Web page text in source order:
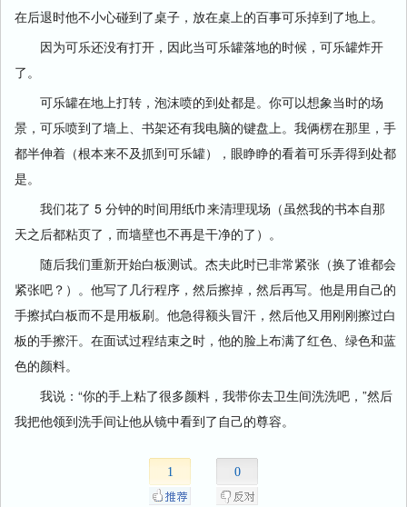
在后退时他不小心碰到了桌子，放在桌上的百事可乐掉到了地上。
因为可乐还没有打开，因此当可乐罐落地的时候，可乐罐炸开
了。
可乐罐在地上打转，泡沫喷的到处都是。你可以想象当时的场
景，可乐喷到了墙上、书架还有我电脑的键盘上。我俩楞在那里，手
都半伸着（根本来不及抓到可乐罐），眼睁睁的看着可乐弄得到处都
是。
我们花了 5 分钟的时间用纸巾来清理现场（虽然我的书本自那
天之后都粘页了，而墙壁也不再是干净的了）。
随后我们重新开始白板测试。杰夫此时已非常紧张（换了谁都会
紧张吧？）。他写了几行程序，然后擦掉，然后再写。他是用自己的
手擦拭白板而不是用板刷。他急得额头冒汗，然后他又用刚刚擦过白
板的手擦汗。在面试过程结束之时，他的脸上布满了红色、绿色和蓝
色的颜料。
我说：“你的手上粘了很多颜料，我带你去卫生间洗洗吧，”然后
我把他领到洗手间让他从镜中看到了自己的尊容。
1 0